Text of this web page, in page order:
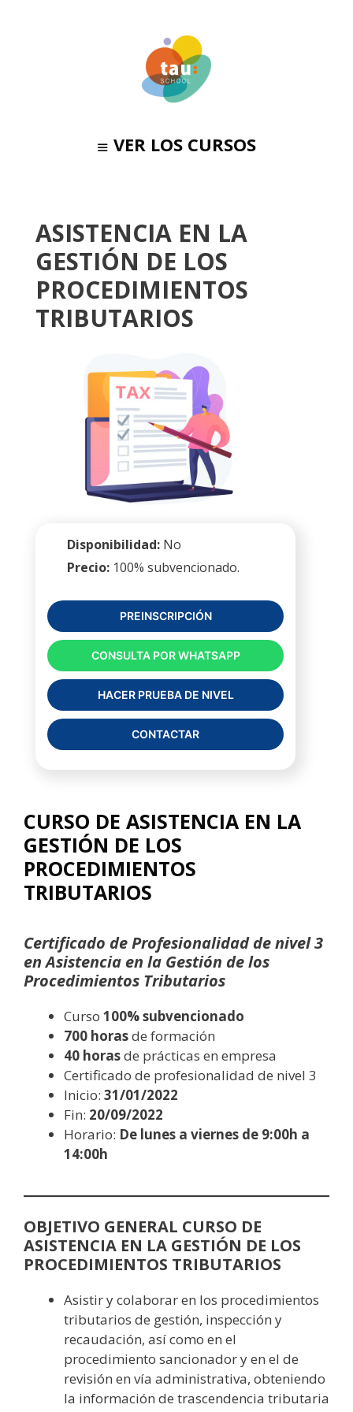
VER LOS CURSOS
ASISTENCIA EN LA
GESTIÓN DE LOS
PROCEDIMIENTOS
TRIBUTARIOS
Disponibilidad: No
Precio: 100% subvencionado.
PREINSCRIPCIÓN
CONSULTA POR WHATSAPP
HACER PRUEBA DE NIVEL
CONTACTAR
CURSO DE ASISTENCIA EN LA
GESTIÓN DE LOS
PROCEDIMIENTOS
TRIBUTARIOS
Certificado de Profesionalidad de nivel 3
en Asistencia en la Gestión de los
Procedimientos Tributarios
Curso 100% subvencionado
700 horasde formación
40 horasde prácticas en empresa
Certificado de profesionalidad de nivel 3
Inicio: 31/01/2022
Fin: 20/09/2022
Horario: De lunes a viernes de 9:00h a
14:00h
OBJETIVO GENERAL CURSO DE
ASISTENCIA EN LA GESTIÓN DE LOS
PROCEDIMIENTOS TRIBUTARIOS
Asistir y colaborar en los procedimientos
tributarios de gestión, inspección y
recaudación, así como en el
procedimiento sancionador y en el de
revisión en vía administrativa, obteniendo
la información de trascendencia tributaria